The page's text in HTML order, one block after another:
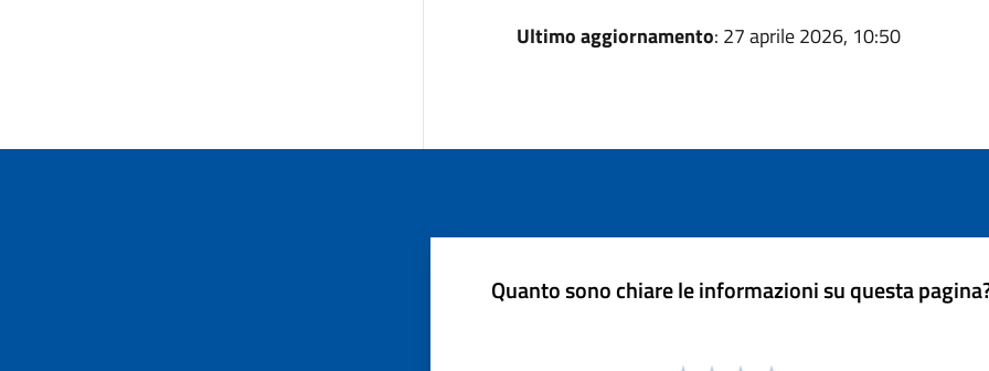
Ultimo aggiornamento: 27 aprile 2026, 10:50
Quanto sono chiare le informazioni su questa